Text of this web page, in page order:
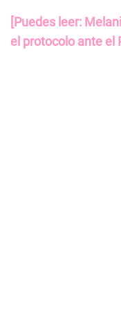
[Puedes leer:
el protocolo ante el